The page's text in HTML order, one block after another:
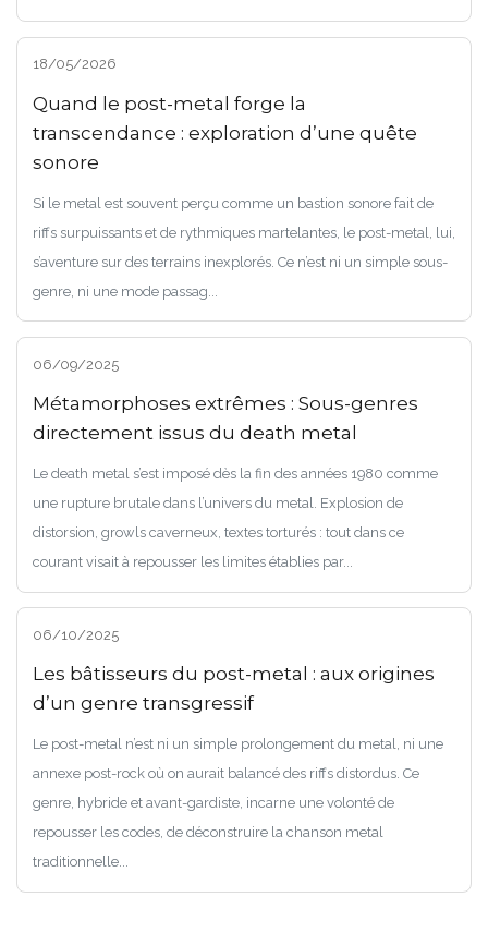
18/05/2026
Quand le post-metal forge la
transcendance : exploration d’une quête
sonore
Si le metal est souvent perçu comme un bastion sonore fait de
riffs surpuissants et de rythmiques martelantes, le post-metal, lui,
s’aventure sur des terrains inexplorés. Ce n’est ni un simple sous-
genre, ni une mode passag...
06/09/2025
Métamorphoses extrêmes : Sous-genres
directement issus du death metal
Le death metal s’est imposé dès la fin des années 1980 comme
une rupture brutale dans l’univers du metal. Explosion de
distorsion, growls caverneux, textes torturés : tout dans ce
courant visait à repousser les limites établies par...
06/10/2025
Les bâtisseurs du post-metal : aux origines
d’un genre transgressif
Le post-metal n’est ni un simple prolongement du metal, ni une
annexe post-rock où on aurait balancé des riffs distordus. Ce
genre, hybride et avant-gardiste, incarne une volonté de
repousser les codes, de déconstruire la chanson metal
traditionnelle...